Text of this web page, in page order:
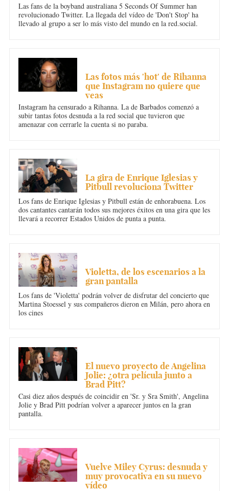
Las fans de la boyband australiana 5 Seconds Of Summer han
revolucionado Twitter. La llegada del vídeo de 'Don't Stop' ha
llevado al grupo a ser lo más visto del mundo en la red.social.
Las fotos más 'hot' de Rihanna
que Instagram no quiere que
veas
Instagram ha censurado a Rihanna. La de Barbados comenzó a
subir tantas fotos desnuda a la red social que tuvieron que
amenazar con cerrarle la cuenta si no paraba.
La gira de Enrique Iglesias y
Pitbull revoluciona Twitter
Los fans de Enrique Iglesias y Pitbull están de enhorabuena. Los
dos cantantes cantarán todos sus mejores éxitos en una gira que les
llevará a recorrer Estados Unidos de punta a punta.
Violetta, de los escenarios a la
gran pantalla
Los fans de 'Violetta' podrán volver de disfrutar del concierto que
Martina Stoessel y sus compañeros dieron en Milán, pero ahora en
los cines
El nuevo proyecto de Angelina
Jolie: ¿otra película junto a
Brad Pitt?
Casi diez años después de coincidir en 'Sr. y Sra Smith', Angelina
Jolie y Brad Pitt podrían volver a aparecer juntos en la gran
pantalla.
Vuelve Miley Cyrus: desnuda y
muy provocativa en su nuevo
vídeo